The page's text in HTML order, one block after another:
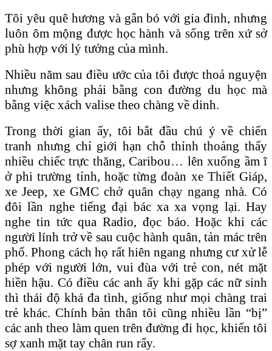
Tôi yêu quê hương và gắn bó với gia đình, nhưng
luôn ôm mộng được học hành và sống trên xứ sở
phù hợp với lý tưởng của mình.
Nhiều năm sau điều ước của tôi được thoả nguyện
nhưng không phải bằng con đường du học mà
bằng việc xách valise theo chàng về dinh.
Trong thời gian ấy, tôi bắt đầu chú ý về chiến
tranh nhưng chỉ giới hạn chỗ thỉnh thoảng thấy
nhiều chiếc trực thăng, Caribou… lên xuống ầm ĩ
ở phi trường tỉnh, hoặc từng đoàn xe Thiết Giáp,
xe Jeep, xe GMC chở quân chạy ngang nhà. Có
đôi lần nghe tiếng đại bác xa xa vọng lại. Hay
nghe tin tức qua Radio, đọc báo. Hoặc khi các
người lính trở về sau cuộc hành quân, tản mác trên
phố. Phong cách họ rất hiên ngang nhưng cư xử lễ
phép với người lớn, vui đùa với trẻ con, nét mặt
hiền hậu. Có điều các anh ấy khi gặp các nữ sinh
thì thái độ khá đa tình, giống như mọi chàng trai
trẻ khác. Chính bản thân tôi cũng nhiều lần “bị”
các anh theo làm quen trên đường đi học, khiến tôi
sợ xanh mặt tay chân run rẩy.